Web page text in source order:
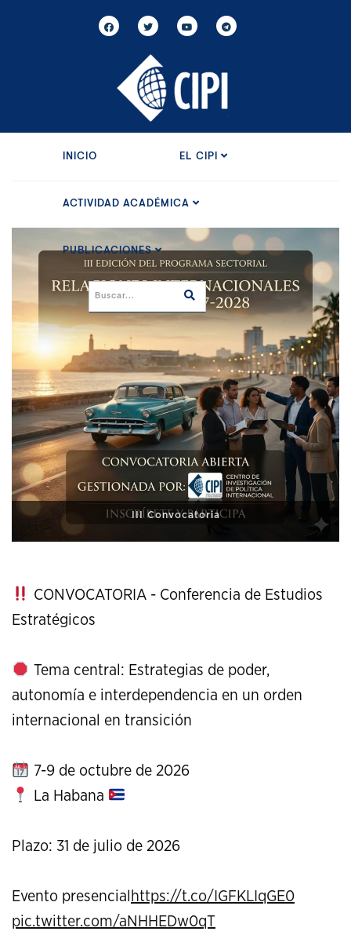
INICIO EL CIPI
ACTIVIDAD ACADÉMICA
PUBLICACIONES
XI Conference on Strategic Studies
CONVOCATORIA - Conferencia de Estudios
Estratégicos
Tema central: Estrategias de poder,
autonomía e interdependencia en un orden
internacional en transición
7-9 de octubre de 2026
La Habana
Plazo: 31 de julio de 2026
Evento presencial https://t.co/IGFKLIqGE0
pic.twitter.com/aNHHEDw0qT